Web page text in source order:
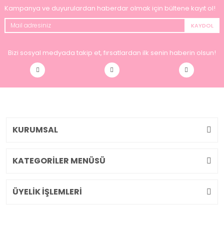
Kampanya ve duyurulardan haberdar olmak için bültene kayıt ol!
KAYDOL
Bizi sosyal medyada takip et, fırsatlardan ilk senin haberin olsun!
KURUMSAL
KATEGORİLER MENÜSÜ
ÜYELİK İŞLEMLERİ